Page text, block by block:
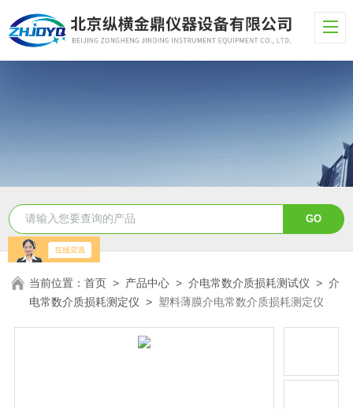
当前位置：首页 > 产品中心 >介电常数介质损耗测试仪 >介
电常数介质损耗测定仪 > 塑料薄膜介电常数介质损耗测定仪